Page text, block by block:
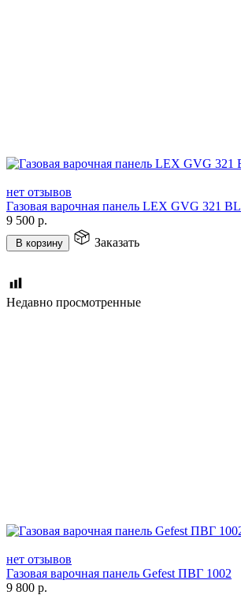
нет отзывов
Газовая варочная панель LEX GVG 321 BL
9 500 р.
В корзину Заказать
Недавно просмотренные
нет отзывов
Газовая варочная панель Gefest ПВГ 1002
9 800 р.